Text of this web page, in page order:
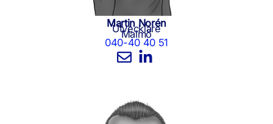
Martin Norén
Utvecklare
Malmö
040-40 40 51